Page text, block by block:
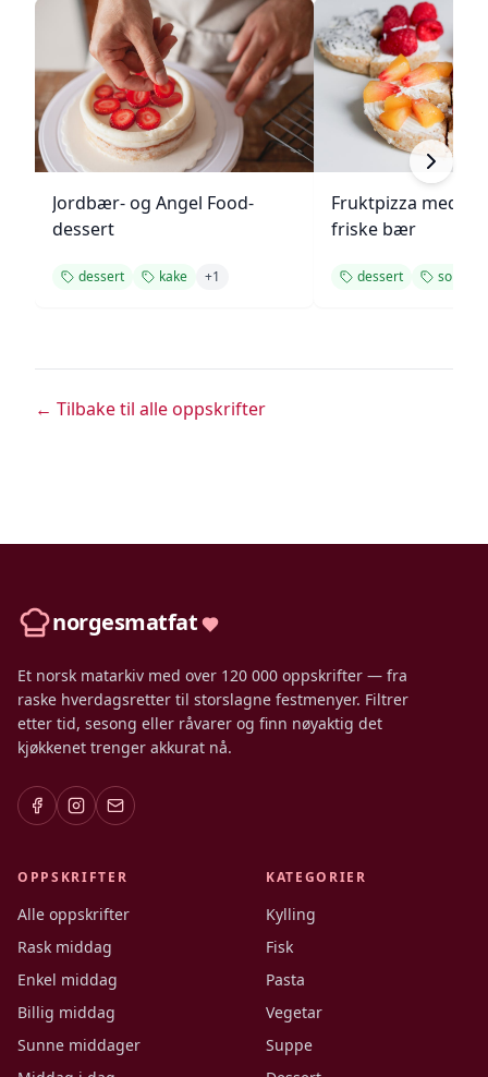
Jordbær- og Angel Food-
dessert
dessert kake +1
Fruktpizza med
friske bær
dessert sommer
← Tilbake til alle oppskrifter
norgesmatfat
Et norsk matarkiv med over 120 000 oppskrifter — fra
raske hverdagsretter til storslagne festmenyer. Filtrer
etter tid, sesong eller råvarer og finn nøyaktig det
kjøkkenet trenger akkurat nå.
OPPSKRIFTER
Alle oppskrifter
Rask middag
Enkel middag
Billig middag
Sunne middager
KATEGORIER
Kylling
Fisk
Pasta
Vegetar
Suppe